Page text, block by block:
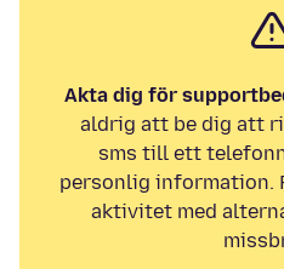
Akta dig för
aldrig att be dig att
sms till ett
personlig information.
aktivitet med